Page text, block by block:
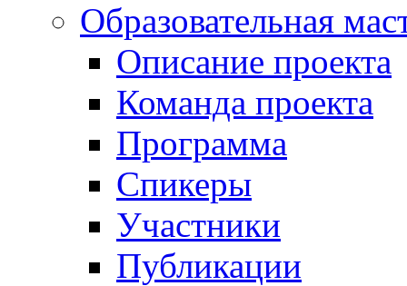
Образовательная
Описание проекта
Команда проекта
Программа
Спикеры
Участники
Публикации